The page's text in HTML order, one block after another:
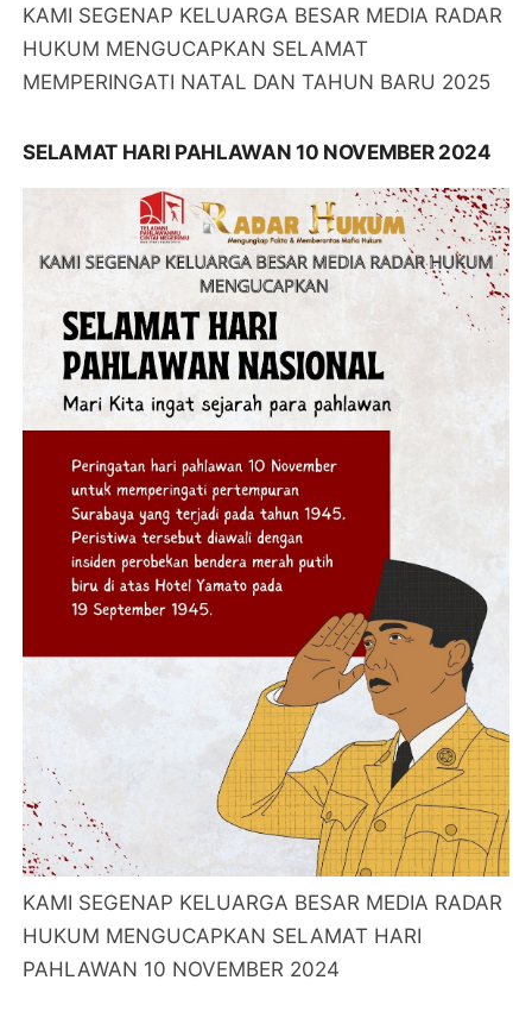
KAMI SEGENAP KELUARGA BESAR MEDIA RADAR
HUKUM MENGUCAPKAN SELAMAT
MEMPERINGATI NATAL DAN TAHUN BARU 2025
SELAMAT HARI PAHLAWAN 10 NOVEMBER 2024
KAMI SEGENAP KELUARGA BESAR MEDIA RADAR
HUKUM MENGUCAPKAN SELAMAT HARI
PAHLAWAN 10 NOVEMBER 2024